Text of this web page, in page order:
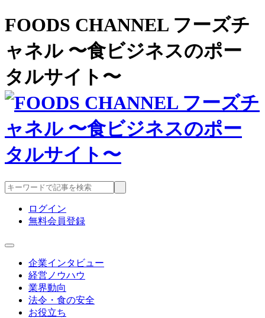
FOODS CHANNEL フーズチ
ャネル 〜食ビジネスのポー
タルサイト〜
ログイン
無料会員登録
企業インタビュー
経営ノウハウ
業界動向
法令・食の安全
お役立ち